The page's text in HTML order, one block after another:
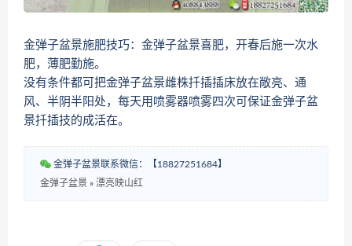
金弹子盆景施肥技巧：金弹子盆景喜肥，开春后施一次水
肥，薄肥勤施。
没有条件都可把金弹子盆景雌株扦插插床放在敞亮、通
风、半阴半阳处，每天用喷雾器喷雾四次可保证金弹子盆
景扦插技的成活在。
金弹子盆景联系微信：【18827251684】
金弹子盆景 » 漂亮映山红